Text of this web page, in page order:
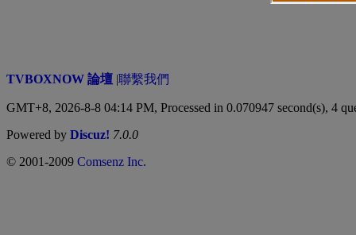
TVBOXNOW 論壇 |聯繫我們
GMT+8, 2026-8-8 04:14 PM, Processed in 0.070947 second(s), 4
Powered by Discuz! 7.0.0
© 2001-2009 Comsenz Inc.